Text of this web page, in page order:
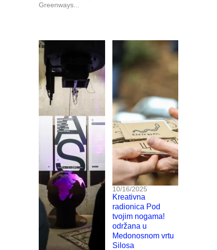
Greenways...
10/16/2025
Kreativna
radionica Pod
tvojim nogama!
održana u
Medonosnom vrtu
Silosa